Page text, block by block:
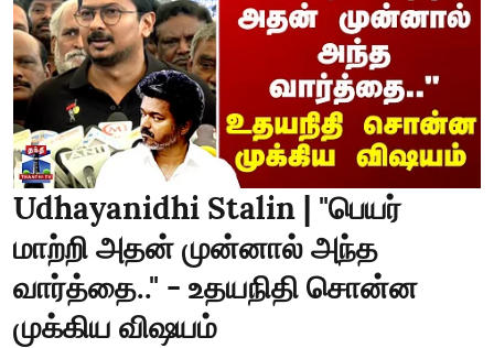
Udhayanidhi Stalin | "பெயர்
மாற்றி அதன் முன்னால் அந்த
வார்த்தை.." - உதயநிதி சொன்ன
முக்கிய விஷயம்